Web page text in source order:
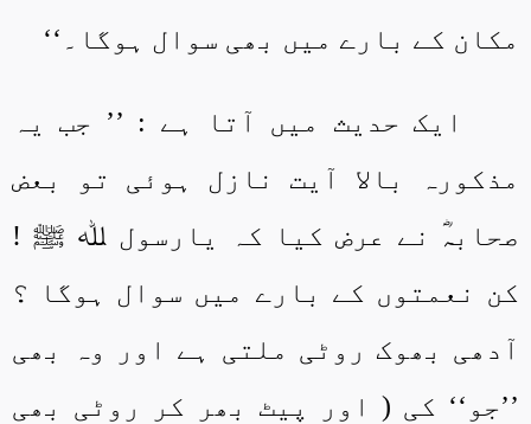
مکان کے بارے میں بھی سوال ہوگا۔‘‘
ایک حدیث میں آتا ہے : ’’ جب یہ
مذکورہ بالا آیت نازل ہوئی تو بعض
صحابہؓ نے عرض کیا کہ یارسول ﷲ ﷺ !
کن نعمتوں کے بارے میں سوال ہوگا ؟
آدھی بھوک روٹی ملتی ہے اور وہ بھی
’’جو‘‘ کی ( اور پیٹ بھر کر روٹی بھی